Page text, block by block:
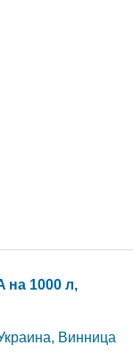
на 1000 л,
Винница